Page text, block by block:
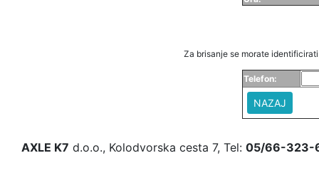
Za brisanje se morate
Telefon:
NAZAJ
AXLE K7 d.o.o., Kolodvorska cesta 7, Tel: 05/66-323-